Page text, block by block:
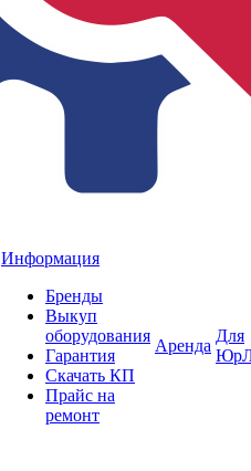
Информация
Бренды
Выкуп
оборудования
Гарантия
Скачать КП
Прайс на
ремонт
Аренда
Для